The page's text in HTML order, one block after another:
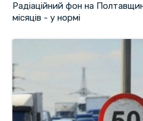
Радіаційний фон на
місяців - у нормі